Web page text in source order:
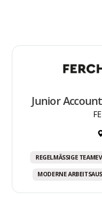
Junior
REGELMÄSSIGE
MODERNE